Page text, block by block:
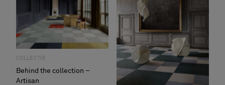
COLLECTIE
Behind the collection –
Artisan